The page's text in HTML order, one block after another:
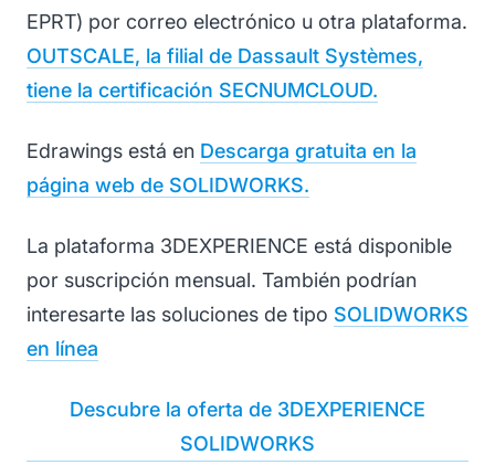
EPRT) por correo electrónico u otra plataforma.
OUTSCALE, la filial de Dassault Systèmes,
tiene la certificación SECNUMCLOUD.
Edrawings está en Descarga gratuita en la
página web de SOLIDWORKS.
La plataforma 3DEXPERIENCE está disponible
por suscripción mensual. También podrían
interesarte las soluciones de tipo SOLIDWORKS
en línea
Descubre la oferta de 3DEXPERIENCE
SOLIDWORKS